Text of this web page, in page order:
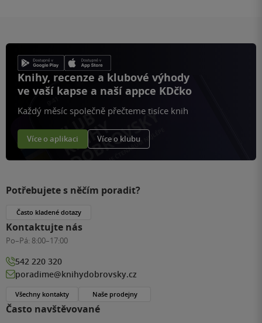
Knihy, recenze a klubové výhody
ve vaší kapse a naší appce KDčko
Každý měsíc společně přečteme tisíce knih
Více o aplikaci Více o klubu
Často navštěvované
Potřebujete s něčím poradit?
Často kladené dotazy
Kontaktujte nás
Po–Pá: 8:00–17:00
542 220 320
poradime@knihydobrovsky.cz
Všechny kontakty Naše prodejny